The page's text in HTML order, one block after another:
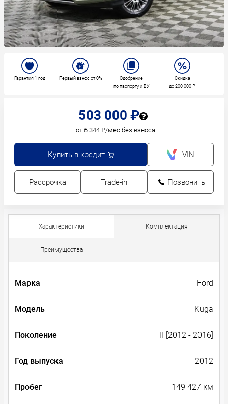
503 000 ₽
от 6 344 ₽/мес без взноса
Купить в кредит VIN
Рассрочка Trade-in Позвонить
Гарантия 1 год Первый взнос от 0%
Одобрение
по паспорту и ВУ
Скидка
до 200 000 ₽
Характеристики Комплектация
Преимущества
Марка Ford
Модель Kuga
Поколение II [2012 - 2016]
Год выпуска 2012
Пробег 149 427 км